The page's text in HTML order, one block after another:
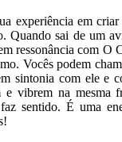
experiência em
Quando sai de um
ressonância com
Vocês podem
sintonia com ele e
e vibrem na mesma
sentido. É uma